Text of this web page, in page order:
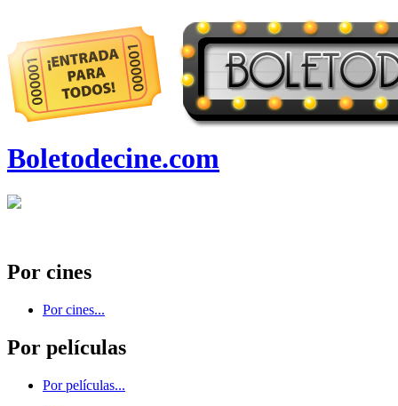
Boletodecine.com
Por cines
Por cines...
Por películas
Por películas...